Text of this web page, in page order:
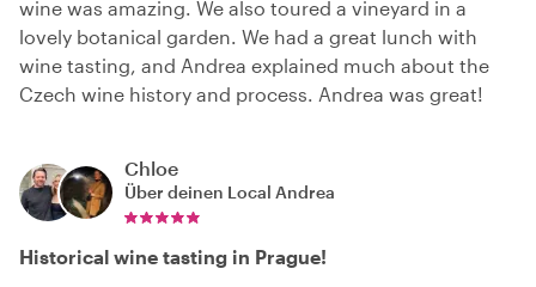
wine was amazing. We also toured a vineyard in a
lovely botanical garden. We had a great lunch with
wine tasting, and Andrea explained much about the
Czech wine history and process. Andrea was great!
Chloe
Über deinen Local Andrea
Historical wine tasting in Prague!